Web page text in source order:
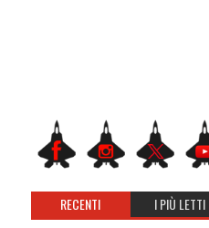
RECENTI I PIÙ LETTI